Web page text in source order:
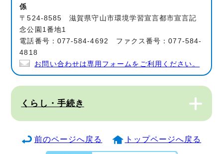
係
〒524-8585 滋賀県守山市環境学習宣言都市宣言記
念公園1番地1
電話番号：077-584-4692 ファクス番号：077-584-
4818
お問い合わせは専用フォームをご利用ください。
くらし・手続き
前のページへ戻る トップページへ戻る